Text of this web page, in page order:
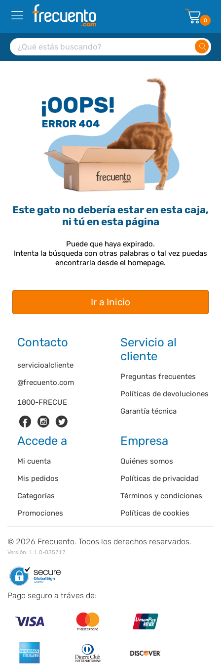
0
Este gato no debería estar en esta caja,
ni tú en esta página
Puede que haya expirado.
Intenta la búsqueda con otras palabras o tal vez puedas
encontrarla desde el homepage.
Ir a Inicio
Contacto
1800-FRECUE
servicioalcliente
@frecuento.com
Servicio al
cliente
Preguntas frecuentes
Políticas de devoluciones
Garantía técnica
Accede a
Mi cuenta
Mis pedidos
Categorías
Promociones
Empresa
Quiénes somos
Políticas de privacidad
Términos y condiciones
Políticas de cookies
© 2026 Frecuento. Todos los derechos reservados.
Versión: 1.1.0-035717
Pago seguro a tráves de: